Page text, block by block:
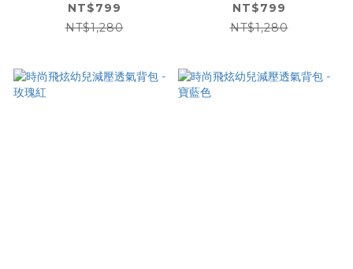
NT$799
NT$1,280
NT$799
NT$1,280